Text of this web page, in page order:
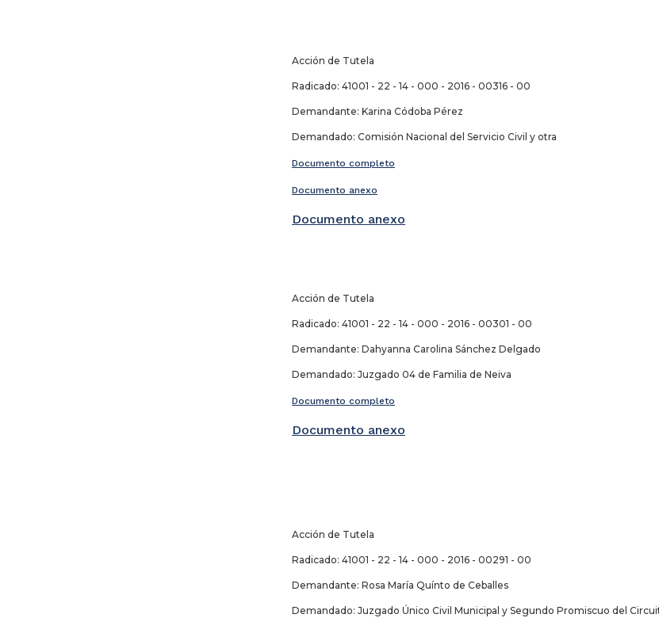
Acción de Tutela
Radicado: 41001 - 22 - 14 - 000 - 2016 - 00316 - 00
Demandante: Karina Códoba Pérez
Demandado: Comisión Nacional del Servicio Civil y otra
Documento completo
Documento anexo
Documento anexo
Acción de Tutela
Radicado: 41001 - 22 - 14 - 000 - 2016 - 00301 - 00
Demandante: Dahyanna Carolina Sánchez Delgado
Demandado: Juzgado 04 de Familia de Neiva
Documento completo
Documento anexo
Acción de Tutela
Radicado: 41001 - 22 - 14 - 000 - 2016 - 00291 - 00
Demandante: Rosa María Quínto de Ceballes
Demandado: Juzgado Único Civil Municipal y Segundo Promiscuo del